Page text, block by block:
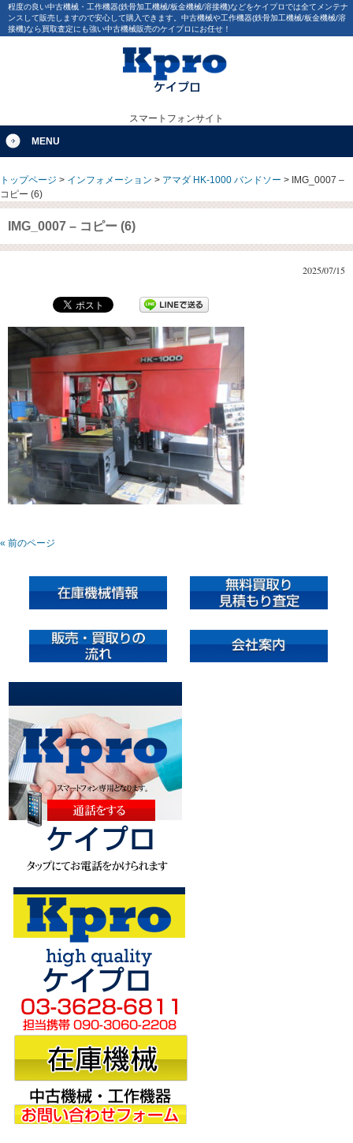
程度の良い中古機械・工作機器(鉄骨加工機械/板金機械/溶接機)などをケイプロでは全てメンテナ
ンスして販売しますので安心して購入できます。中古機械や工作機器(鉄骨加工機械/板金機械/溶
接機)なら買取査定にも強い中古機械販売のケイプロにお任せ！
スマートフォンサイト
MENU
トップページ > インフォメーション > アマダ HK-1000 バンドソー > IMG_0007 –
コピー (6)
IMG_0007 – コピー (6)
2025/07/15
« 前のページ